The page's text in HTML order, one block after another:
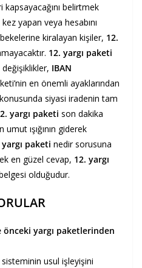
belirtmek
yapan veya hesabını
kiralayan kişiler, 12.
12. yargı paketi
değişiklikler, IBAN
en önemli ayaklarından
siyasi iradenin tam
yargı paketi son dakika
umut ışığının giderek
yargı paketi nedir sorusuna
en güzel cevap, 12. yargı
olduğudur.
önceki yargı paketlerinden
sisteminin usul işleyişini